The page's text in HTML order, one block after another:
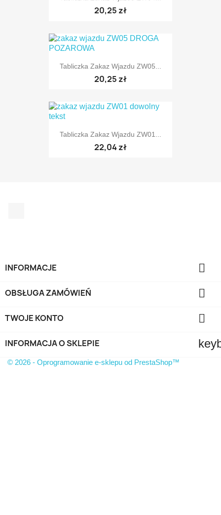
TYLKO ONLINE
20,25 zł
TYLKO ONLINE
Tabliczka Zakaz Wjazdu ZW05...
20,25 zł
TYLKO ONLINE
Tabliczka Zakaz Wjazdu ZW01...
22,04 zł
INFORMACJE 
OBSŁUGA ZAMÓWIEŃ 
TWOJE KONTO 
INFORMACJA O SKLEPIE
© 2026 - Oprogramowanie e-sklepu od PrestaShop™